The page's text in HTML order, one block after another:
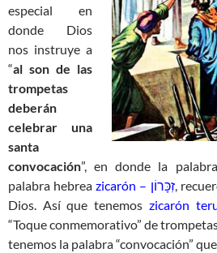
especial en
donde Dios
nos instruye a
“al son de las
trompetas
deberán
celebrar una
santa
convocación”, en donde la
palabra hebrea
zicarón – זִכָּרוֹן,
Dios. Así que tenemos
“Toque conmemorativo” de
tenemos la palabra “convocación”